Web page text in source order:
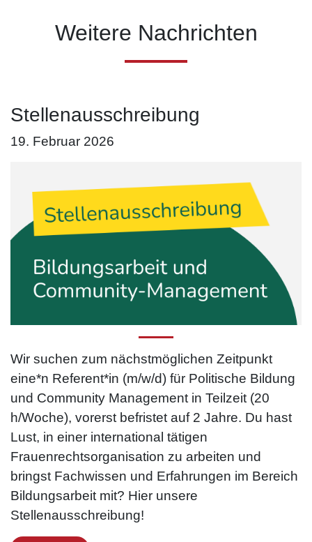
Weitere Nachrichten
Stellenausschreibung
19. Februar 2026
Wir suchen zum nächstmöglichen Zeitpunkt
eine*n Referent*in (m/w/d) für Politische Bildung
und Community Management in Teilzeit (20
h/Woche), vorerst befristet auf 2 Jahre. Du hast
Lust, in einer international tätigen
Frauenrechtsorganisation zu arbeiten und
bringst Fachwissen und Erfahrungen im Bereich
Bildungsarbeit mit? Hier unsere
Stellenausschreibung!